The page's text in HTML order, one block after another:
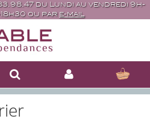
du Lundi au vendredi 9h-
18h30 ou par e-mail